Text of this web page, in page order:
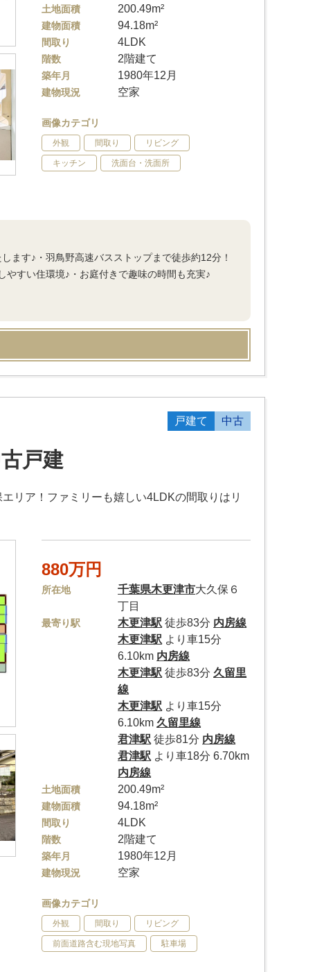
土地面積 200.49m²
建物面積 94.18m²
間取り 4LDK
階数 2階建て
築年月 1980年12月
建物現況 空家
画像カテゴリ
外観 間取り リビング
キッチン 洗面台・洗面所
ます♪・羽鳥野高速バスストップまで徒歩約12分！
すい住環境♪・お庭付きで趣味の時間も充実♪
戸建て 中古
戸建
リア！ファミリーも嬉しい4LDKの間取りはリ
880万円
所在地 千葉県木更津市大久保６
丁目
最寄り駅 木更津駅 徒歩83分 内房線
木更津駅 より車15分
6.10km 内房線
木更津駅 徒歩83分久留里
線
木更津駅 より車15分
6.10km久留里線
君津駅 徒歩81分 内房線
君津駅 より車18分 6.70km
内房線
土地面積 200.49m²
建物面積 94.18m²
間取り 4LDK
階数 2階建て
築年月 1980年12月
建物現況 空家
画像カテゴリ
外観 間取り リビング
前面道路含む現地写真 駐車場